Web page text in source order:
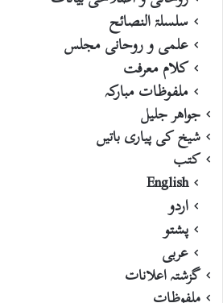
سلسلۃ النصائح
علمی و روحانی مجلس
کلام معرفت
ملفوظات مبارکہ
جواھر جلیل
شیخ کی پیاری باتیں
کتب
English
اردو
پشتو
عربی
گزشتہ اعلانات